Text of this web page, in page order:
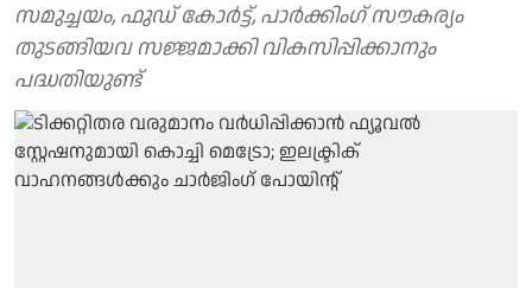
സമുച്ചയം, ഫുഡ് കോര്‍ട്ട്, പാര്‍ക്കിംഗ് സൗകര്യം
തുടങ്ങിയവ സജ്ജമാക്കി വികസിപ്പിക്കാനും
പദ്ധതിയുണ്ട്